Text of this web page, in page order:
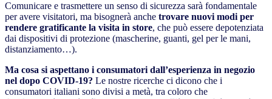
Comunicare e trasmettere un senso di sicurezza sarà fondamentale
per avere visitatori, ma bisognerà anche trovare nuovi modi per
rendere gratificante la visita in store, che può essere depotenziata
dai dispositivi di protezione (mascherine, guanti, gel per le mani,
distanziamento…).
Ma cosa si aspettano i consumatori dall’esperienza in negozio
nel dopo COVID-19? Le nostre ricerche ci dicono che i
consumatori italiani sono divisi a metà, tra coloro che